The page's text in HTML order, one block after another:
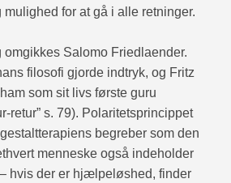
for at gå i alle retninger.
omgikkes Salomo Friedlaender.
filosofi gjorde indtryk, og Fritz
som sit livs første guru
retur” s. 79). Polaritetsprincippet
begreber som den
menneske også indeholder
hvis der er hjælpeløshed, finder